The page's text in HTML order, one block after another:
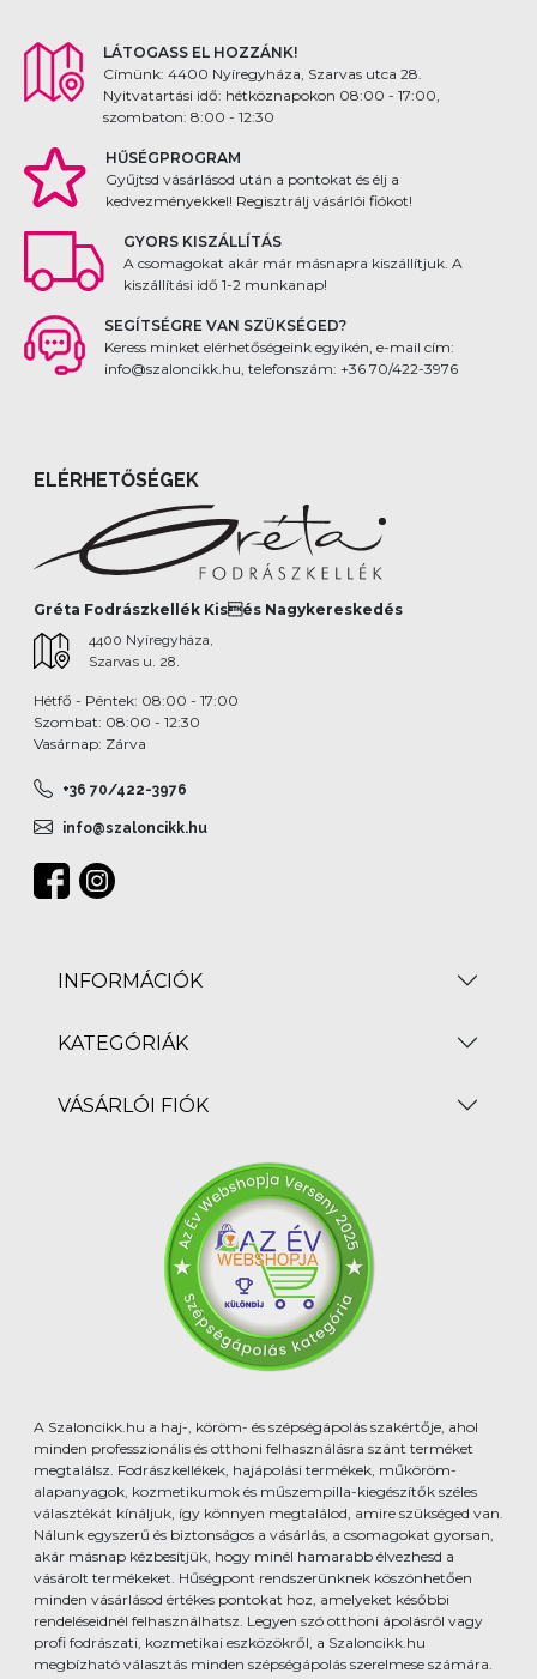
LÁTOGASS EL HOZZÁNK!
Címünk: 4400 Nyíregyháza, Szarvas utca 28.
Nyitvatartási idő: hétköznapokon 08:00 - 17:00,
szombaton: 8:00 - 12:30
HŰSÉGPROGRAM
Gyűjtsd vásárlásod után a pontokat és élj a
kedvezményekkel! Regisztrálj vásárlói fiókot!
GYORS KISZÁLLÍTÁS
A csomagokat akár már másnapra kiszállítjuk. A
kiszállítási idő 1-2 munkanap!
SEGÍTSÉGRE VAN SZÜKSÉGED?
Keress minket elérhetőségeink egyikén, e-mail cím:
info@szaloncikk.hu, telefonszám: +36 70/422-3976
ELÉRHETŐSÉGEK
Gréta Fodrászkellék Kisés Nagykereskedés
4400 Nyíregyháza,
Szarvas u. 28.
Hétfő - Péntek: 08:00 - 17:00
Szombat: 08:00 - 12:30
Vasárnap: Zárva
+36 70/422-3976
info@szaloncikk.hu
INFORMÁCIÓK
KATEGÓRIÁK
VÁSÁRLÓI FIÓK
A Szaloncikk.hu a haj-, köröm- és szépségápolás szakértője, ahol
minden professzionális és otthoni felhasználásra szánt terméket
megtalálsz. Fodrászkellékek, hajápolási termékek, műköröm-
alapanyagok, kozmetikumok és műszempilla-kiegészítők széles
választékát kínáljuk, így könnyen megtalálod, amire szükséged van.
Nálunk egyszerű és biztonságos a vásárlás, a csomagokat gyorsan,
akár másnap kézbesítjük, hogy minél hamarabb élvezhesd a
vásárolt termékeket. Hűségpont rendszerünknek köszönhetően
minden vásárlásod értékes pontokat hoz, amelyeket későbbi
rendeléseidnél felhasználhatsz. Legyen szó otthoni ápolásról vagy
profi fodrászati, kozmetikai eszközökről, a Szaloncikk.hu
megbízható választás minden szépségápolás szerelmese számára.